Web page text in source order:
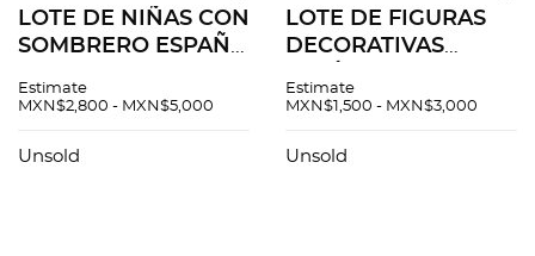
LOTE DE NIÑAS CON
SOMBRERO ESPAÑA
en porcelana
Selladas Lladró
Estimate
MXN$2,800 - MXN$5,000
Unsold
LOTE DE FIGURAS
DECORATIVAS
Elaboradas en
policromada
Estimate
MXN$1,500 - MXN$3,000
Unsold